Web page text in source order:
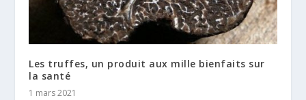
Les truffes, un produit aux mille bienfaits sur
la santé
1 mars 2021